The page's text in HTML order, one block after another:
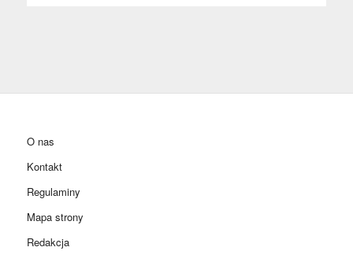
O nas
Kontakt
Regulaminy
Mapa strony
Redakcja